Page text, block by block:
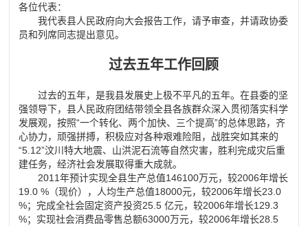
各位代表：
我代表县人民政府向大会报告工作，请予审查，并请政协委
员和列席同志提出意见。
过去五年工作回顾
过去的五年，是我县发展史上极不平凡的五年。在县委的坚
强领导下，县人民政府团结带领全县各族群众深入贯彻落实科学
发展观，按照“一个转化、两个加快、三个提高”的总体思路，齐
心协力，顽强拼搏，积极应对各种艰难险阻，战胜突如其来的
“5.12”汶川特大地震、山洪泥石流等自然灾害，胜利完成灾后重
建任务，经济社会发展取得重大成就。
2011年预计实现全县生产总值146100万元，较2006年增长
19.0 % （现价），人均生产总值18000元，较2006年增长23.0
%；完成全社会固定资产投资25.5亿元，较2006年增长129.3
%；实现社会消费品零售总额63000万元，较2006年增长28.5